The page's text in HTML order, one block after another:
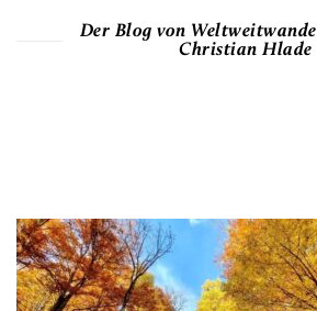
Der Blog von
Christian Hlade